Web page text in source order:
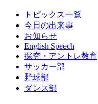
トピックス一覧
今日の出来事
お知らせ
English Speech
探究・アントレ教育
サッカー部
野球部
ダンス部